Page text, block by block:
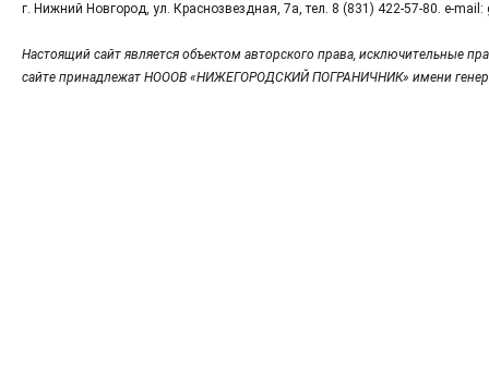
г. Нижний Новгород, ул. Краснозвездная, 7а, тел. 8 (831) 422-57-80. e-
Настоящий сайт является объектом авторского права, исключительные
сайте принадлежат НОООВ «НИЖЕГОРОДСКИЙ ПОГРАНИЧНИК» имени